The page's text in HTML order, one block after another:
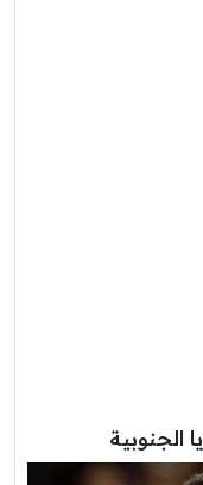
الجنوبية